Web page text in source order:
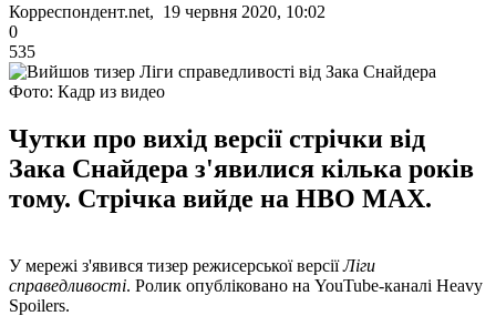
Корреспондент.net, 19 червня 2020, 10:02
0
535
Фото: Кадр из видео
Чутки про вихід версії стрічки від
Зака Снайдера з'явилися кілька років
тому. Стрічка вийде на HBO MAX.
У мережі з'явився тизер режисерської версіїЛіги
справедливості. Ролик опубліковано на YouTube-каналі Heavy
Spoilers.